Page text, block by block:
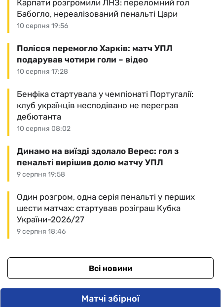
10 серпня 19:56
Карпати розгромили ЛНЗ: переломний гол
Бабогло, нереалізований пенальті Цари
10 серпня 17:28
Полісся перемогло Харків: матч УПЛ
подарував чотири голи – відео
10 серпня 08:02
Бенфіка стартувала у чемпіонаті Португалії:
клуб українців несподівано не переграв
дебютанта
9 серпня 19:58
Динамо на виїзді здолало Верес: гол з
пенальті вирішив долю матчу УПЛ
9 серпня 18:46
Один розгром, одна серія пенальті у перших
шести матчах: стартував розіграш Кубка
України-2026/27
Всі новини
Матчі збірної